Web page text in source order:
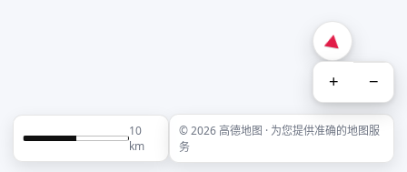
+ −
10
km
© 2026 高德地图 · 为您提供准确的地图服
务